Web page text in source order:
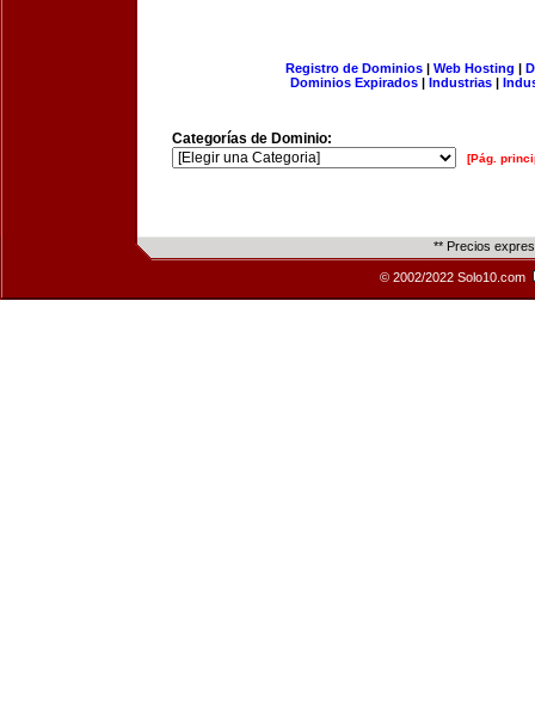
Registro de Dominios| Web Hosting |
Dominios Expirados | Industrias |
Categorías de Dominio:
[Pág.
** Precios
© 2002/2022 Solo10.com